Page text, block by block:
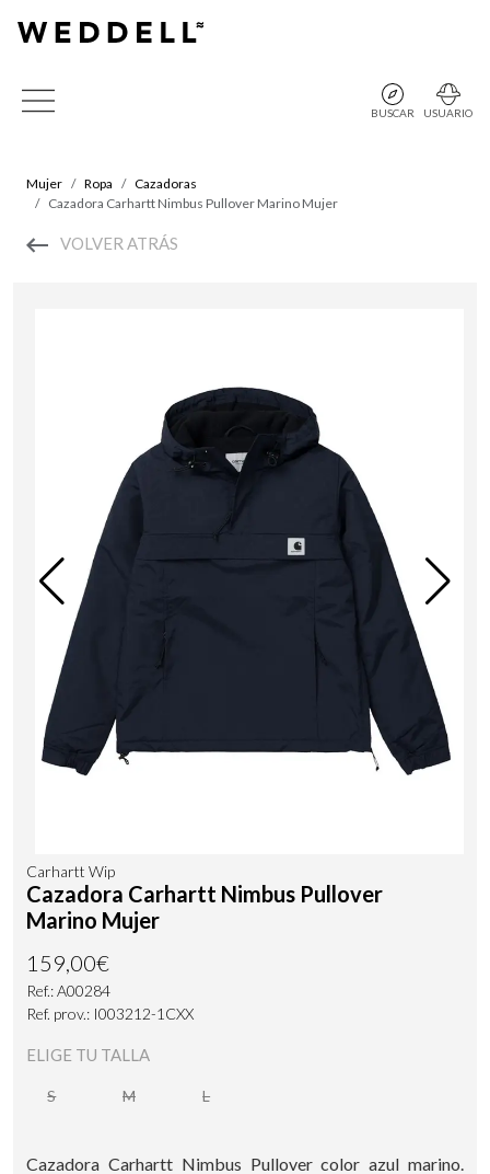
BUSCAR USUARIO
Mujer Ropa
Cazadoras
Cazadora Carhartt Nimbus Pullover Marino Mujer
VOLVER ATRÁS
Carhartt Wip
Cazadora Carhartt Nimbus Pullover
Marino Mujer
159,00€
Ref.: A00284
Ref. prov.: I003212-1CXX
ELIGE TU TALLA
S M L
Cazadora Carhartt Nimbus Pullover color azul marino.